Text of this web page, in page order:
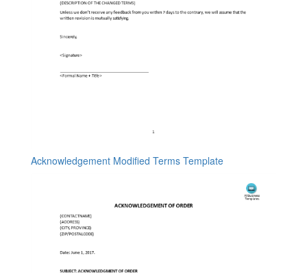
Acknowledgement Modified Terms Template